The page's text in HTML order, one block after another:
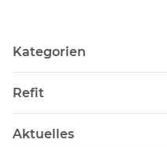
Kategorien
Refit
Aktuelles